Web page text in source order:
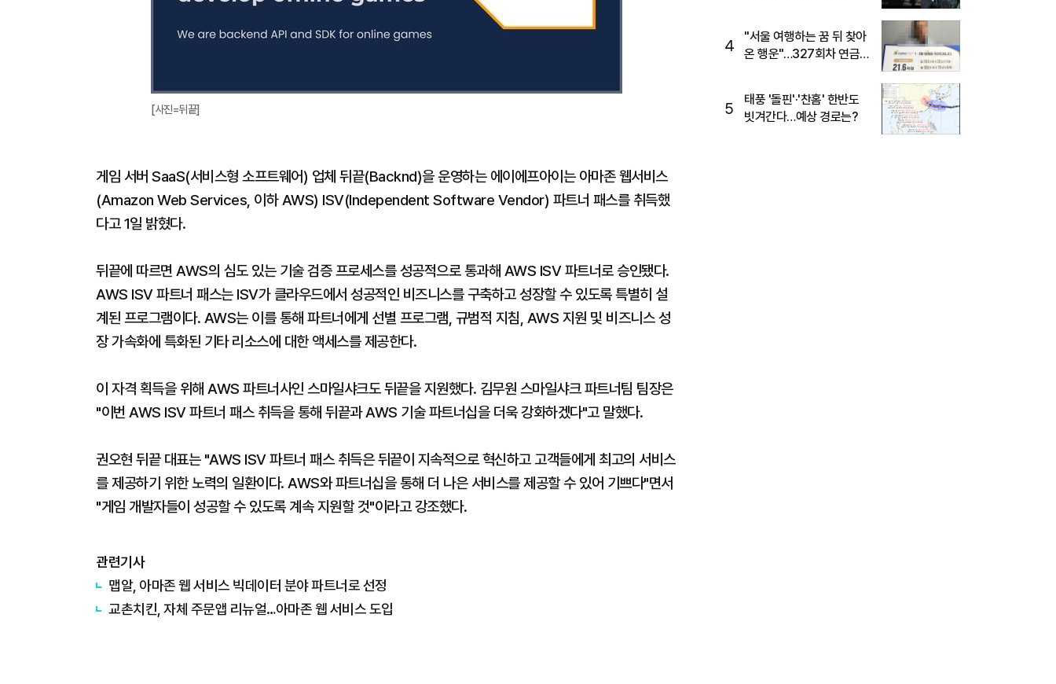
[사진=뒤끝]
게임 서버 SaaS(서비스형 소프트웨어) 업체 뒤끝(Backnd)을 운영하는 에이에프아이는 아마존 웹서비스
(Amazon Web Services, 이하 AWS) ISV(Independent Software Vendor) 파트너 패스를 취득했
다고 1일 밝혔다.
뒤끝에 따르면 AWS의 심도 있는 기술 검증 프로세스를 성공적으로 통과해 AWS ISV 파트너로 승인됐다.
AWS ISV 파트너 패스는 ISV가 클라우드에서 성공적인 비즈니스를 구축하고 성장할 수 있도록 특별히 설
계된 프로그램이다. AWS는 이를 통해 파트너에게 선별 프로그램, 규범적 지침, AWS 지원 및 비즈니스 성
장 가속화에 특화된 기타 리소스에 대한 액세스를 제공한다.
이 자격 획득을 위해 AWS 파트너사인 스마일샤크도 뒤끝을 지원했다. 김무원 스마일샤크 파트너팀 팀장은
"이번 AWS ISV 파트너 패스 취득을 통해 뒤끝과 AWS 기술 파트너십을 더욱 강화하겠다"고 말했다.
권오현 뒤끝 대표는 "AWS ISV 파트너 패스 취득은 뒤끝이 지속적으로 혁신하고 고객들에게 최고의 서비스
를 제공하기 위한 노력의 일환이다. AWS와 파트너십을 통해 더 나은 서비스를 제공할 수 있어 기쁘다"면서
"게임 개발자들이 성공할 수 있도록 계속 지원할 것"이라고 강조했다.
관련기사
맵알, 아마존 웹 서비스 빅데이터 분야 파트너로 선정
​교촌치킨, 자체 주문앱 리뉴얼…아마존 웹 서비스 도입
4
"서울 여행하는 꿈 뒤 찾아
온 행운"…327회차 연금
5
태풍 '돌핀'·'찬홈' 한반도
빗겨간다…예상 경로는?